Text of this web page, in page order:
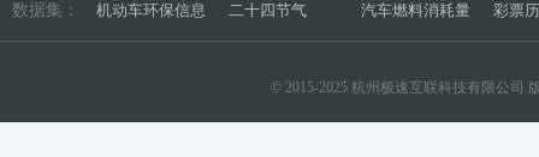
数据集： 机动车环保信息 二十四节气 汽车燃料消耗量 彩票
© 2015-2025 杭州极速互联科技有限公司